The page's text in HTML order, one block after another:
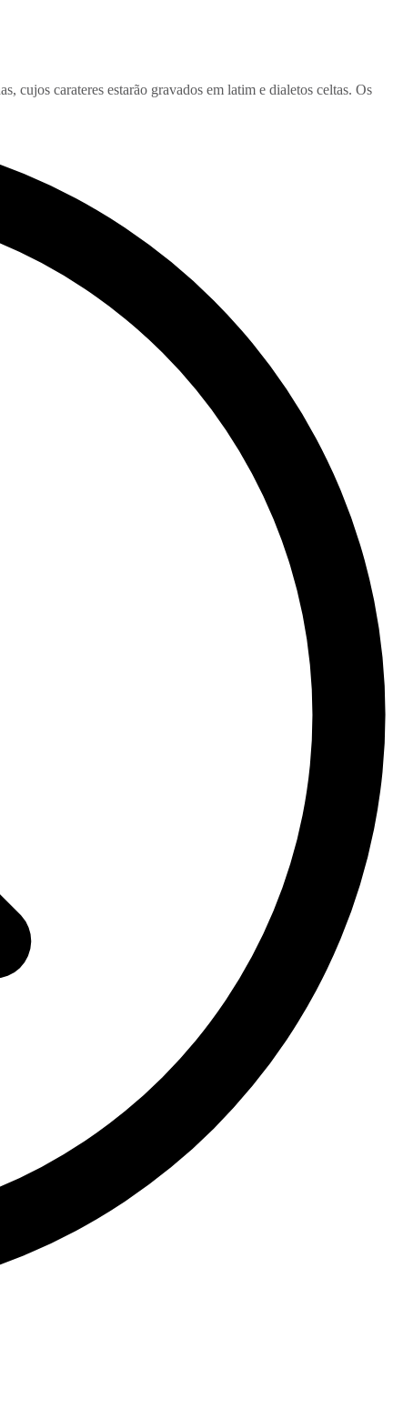
cujos carateres estarão gravados em latim e dialetos celtas. Os